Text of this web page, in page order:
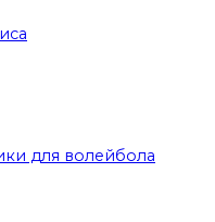
для волейбола